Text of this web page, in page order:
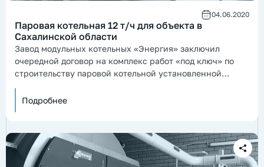
04.06.2020
Паровая котельная 12 т/ч для объекта в
Сахалинской области
Завод модульных котельных «Энергия» заключил
очередной договор на комплекс работ «под ключ» по
строительству паровой котельной установленной
склада дизельного топлива для животноводческого
комплекса.
Подробнее